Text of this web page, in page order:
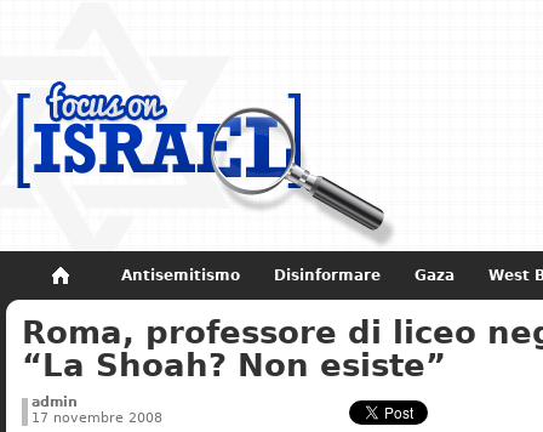
Antisemitismo Disinformare Gaza West
Non dimenticare Storia di Israele
Roma, professore di liceo
“La Shoah? Non esiste”
admin
17 novembre 2008